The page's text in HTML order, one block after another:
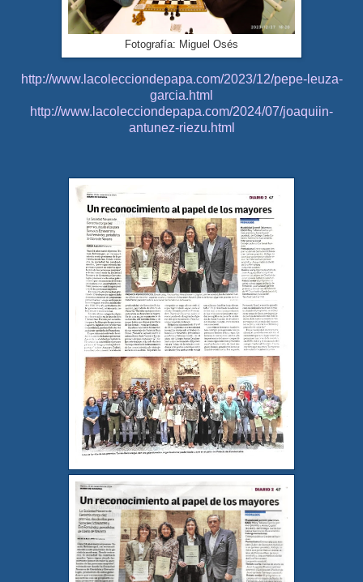
Fotografía: Miguel Osés
http://www.lacolecciondepapa.com/2023/12/pepe-leuza-
garcia.html
http://www.lacolecciondepapa.com/2024/07/joaquiin-
antunez-riezu.html